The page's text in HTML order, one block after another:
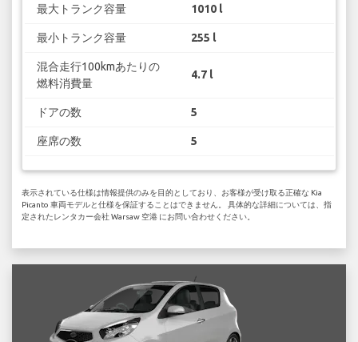
最大トランク容量 1010 l
最小トランク容量 255 l
混合走行100kmあたりの
燃料消費量
4.7 l
ドアの数 5
座席の数 5
表示されている仕様は情報提供のみを目的としており、お客様が受け取る正確な Kia
Picanto 車両モデルと仕様を保証することはできません。 具体的な詳細については、指
定されたレンタカー会社 Warsaw 空港 にお問い合わせください。